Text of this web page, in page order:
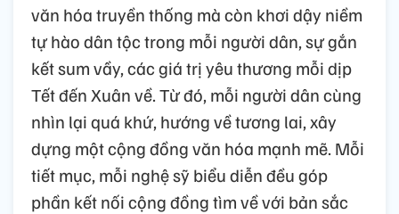
văn hóa truyền thống mà còn khơi dậy niềm
tự hào dân tộc trong mỗi người dân, sự gắn
kết sum vầy, các giá trị yêu thương mỗi dịp
Tết đến Xuân về. Từ đó, mỗi người dân cùng
nhìn lại quá khứ, hướng về tương lai, xây
dựng một cộng đồng văn hóa mạnh mẽ. Mỗi
tiết mục, mỗi nghệ sỹ biểu diễn đều góp
phần kết nối cộng đồng tìm về với bản sắc